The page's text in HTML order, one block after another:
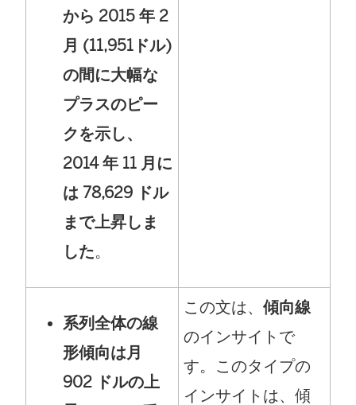
から 2015 年 2
月 (11,951ドル)
の間に大幅な
プラスのピー
クを示し、
2014 年 11 月に
は 78,629 ドル
まで上昇しま
した。
系列全体の線
形傾向は月
902 ドルの上
この文は、 傾向線
のインサイトで
す。このタイプの
インサイトは、傾